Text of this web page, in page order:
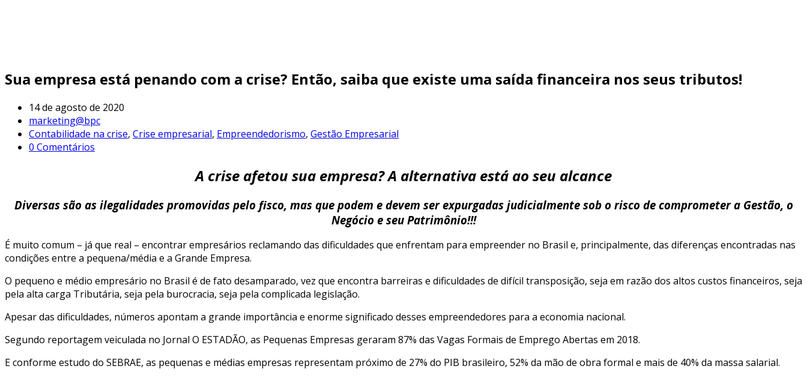
Sua empresa está penando com a crise? Então, saiba que existe uma saída financeira nos seus tributos!
14 de agosto de 2020
marketing@bpc
Contabilidade na crise, Crise empresarial, Empreendedorismo, Gestão Empresarial
0 Comentários
A crise afetou sua empresa? A alternativa está ao seu alcance
Diversas são as ilegalidades promovidas pelo fisco, mas que podem e devem ser expurgadas judicialmente sob o risco de comprometer a Gestão, o
Negócio e seu Patrimônio!!!
É muito comum – já que real – encontrar empresários reclamando das dificuldades que enfrentam para empreender no Brasil e, principalmente, das diferenças encontradas nas
condições entre a pequena/média e a Grande Empresa.
O pequeno e médio empresário no Brasil é de fato desamparado, vez que encontra barreiras e dificuldades de difícil transposição, seja em razão dos altos custos financeiros, seja
pela alta carga Tributária, seja pela burocracia, seja pela complicada legislação.
Apesar das dificuldades, números apontam a grande importância e enorme significado desses empreendedores para a economia nacional.
Segundo reportagem veiculada no Jornal O ESTADÃO, as Pequenas Empresas geraram 87% das Vagas Formais de Emprego Abertas em 2018.
E conforme estudo do SEBRAE, as pequenas e médias empresas representam próximo de 27% do PIB brasileiro, 52% da mão de obra formal e mais de 40% da massa salarial.